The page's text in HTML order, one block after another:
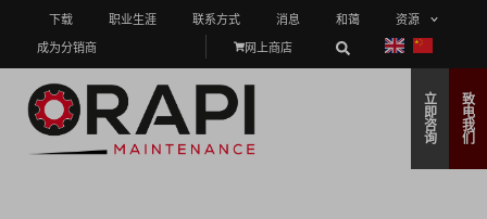
下载 职业生涯 联系方式 消息 和蔼
资源
成为分销商
网上商店
立
即
咨
询
致
电
我
们